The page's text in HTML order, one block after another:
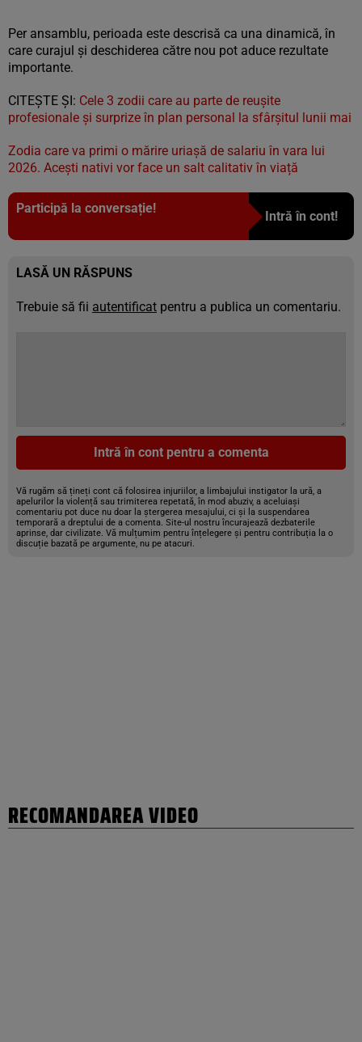
Per ansamblu, perioada este descrisă ca una dinamică, în
care curajul și deschiderea către nou pot aduce rezultate
importante.
CITEȘTE ȘI: Cele 3 zodii care au parte de reușite
profesionale și surprize în plan personal la sfârșitul lunii mai
Zodia care va primi o mărire uriașă de salariu în vara lui
2026. Acești nativi vor face un salt calitativ în viață
Participă la conversație!
Intră în cont!
LASĂ UN RĂSPUNS
Trebuie să fii autentificat pentru a publica un comentariu.
Intră în cont pentru a comenta
Vă rugăm să țineți cont că folosirea injuriilor, a limbajului instigator la ură, a
apelurilor la violență sau trimiterea repetată, în mod abuziv, a aceluiași
comentariu pot duce nu doar la ștergerea mesajului, ci și la suspendarea
temporară a dreptului de a comenta. Site-ul nostru încurajează dezbaterile
aprinse, dar civilizate. Vă mulțumim pentru înțelegere și pentru contribuția la o
discuție bazată pe argumente, nu pe atacuri.
RECOMANDAREA VIDEO